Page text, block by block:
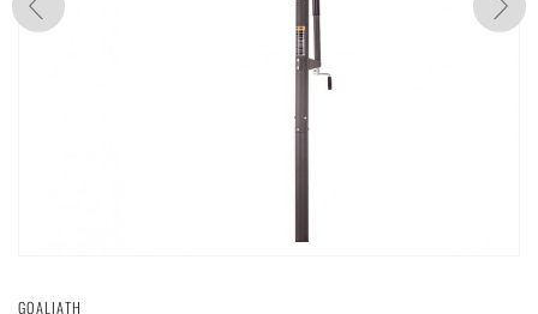
GOALIATH